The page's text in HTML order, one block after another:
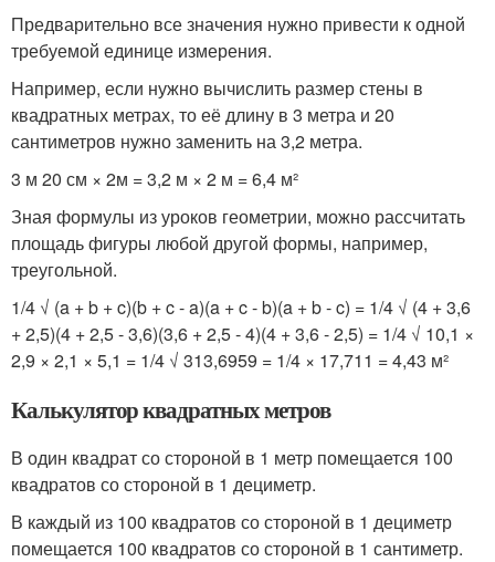
Предварительно все значения нужно привести к одной
требуемой единице измерения.
Например, если нужно вычислить размер стены в
квадратных метрах, то её длину в 3 метра и 20
сантиметров нужно заменить на 3,2 метра.
3 м 20 см × 2м = 3,2 м × 2 м = 6,4 м²
Зная формулы из уроков геометрии, можно рассчитать
площадь фигуры любой другой формы, например,
треугольной.
1/4 √ (a + b + c)(b + c - a)(a + c - b)(a + b - c) = 1/4 √ (4 + 3,6
+ 2,5)(4 + 2,5 - 3,6)(3,6 + 2,5 - 4)(4 + 3,6 - 2,5) = 1/4 √ 10,1 ×
2,9 × 2,1 × 5,1 = 1/4 √ 313,6959 = 1/4 × 17,711 = 4,43 м²
Калькулятор квадратных метров
В один квадрат со стороной в 1 метр помещается 100
квадратов со стороной в 1 дециметр.
В каждый из 100 квадратов со стороной в 1 дециметр
помещается 100 квадратов со стороной в 1 сантиметр.